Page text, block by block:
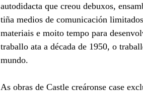
autodidacta que creou debuxos,
tiña medios de comunicación
materiais e moito tempo para
traballo ata a década de 1950, o
mundo.
As obras de Castle creáronse case